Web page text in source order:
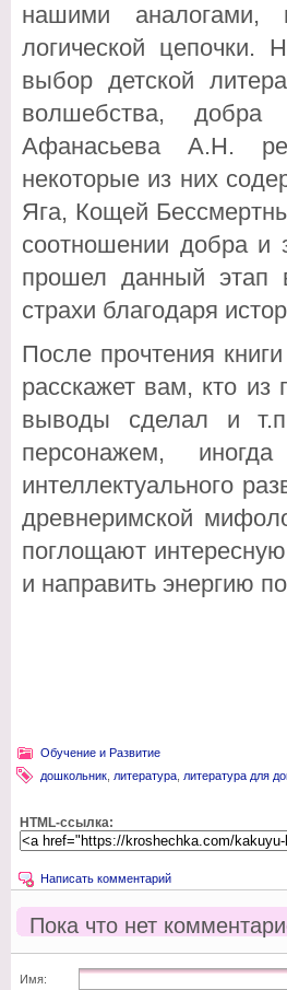
нашими аналогами,
логической цепочки.
выбор детской
волшебства,
Афанасьева А.Н.
некоторые из них
Яга, Кощей
соотношении добра и
прошел данный этап
страхи благодаря
После прочтения
расскажет вам, кто
выводы сделал и
персонажем,
интеллектуального
древнеримской
поглощают
и направить энергию
Обучение и Развитие
дошкольник литература литература для
HTML-ссылка:
Написать комментарий
Пока что нет
Имя: